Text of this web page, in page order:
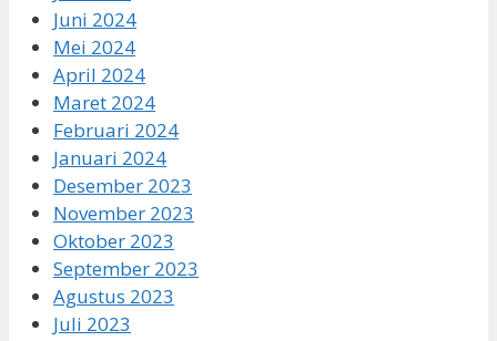
Juni 2024
Mei 2024
April 2024
Maret 2024
Februari 2024
Januari 2024
Desember 2023
November 2023
Oktober 2023
September 2023
Agustus 2023
Juli 2023